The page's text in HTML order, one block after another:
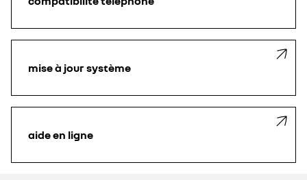
mise à jour système
aide en ligne